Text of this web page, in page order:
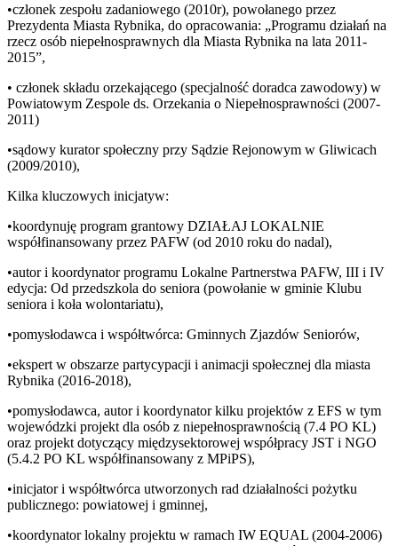
•członek zespołu zadaniowego (2010r), powołanego przez
Prezydenta Miasta Rybnika, do opracowania: „Programu działań na
rzecz osób niepełnosprawnych dla Miasta Rybnika na lata 2011-
2015”,
• członek składu orzekającego (specjalność doradca zawodowy) w
Powiatowym Zespole ds. Orzekania o Niepełnosprawności (2007-
2011)
•sądowy kurator społeczny przy Sądzie Rejonowym w Gliwicach
(2009/2010),
Kilka kluczowych inicjatyw:
•koordynuję program grantowy DZIAŁAJ LOKALNIE
współfinansowany przez PAFW (od 2010 roku do nadal),
•autor i koordynator programu Lokalne Partnerstwa PAFW, III i IV
edycja: Od przedszkola do seniora (powołanie w gminie Klubu
seniora i koła wolontariatu),
•pomysłodawca i współtwórca: Gminnych Zjazdów Seniorów,
•ekspert w obszarze partycypacji i animacji społecznej dla miasta
Rybnika (2016-2018),
•pomysłodawca, autor i koordynator kilku projektów z EFS w tym
wojewódzki projekt dla osób z niepełnosprawnością (7.4 PO KL)
oraz projekt dotyczący międzysektorowej współpracy JST i NGO
(5.4.2 PO KL współfinansowany z MPiPS),
•inicjator i współtwórca utworzonych rad działalności pożytku
publicznego: powiatowej i gminnej,
•koordynator lokalny projektu w ramach IW EQUAL (2004-2006)